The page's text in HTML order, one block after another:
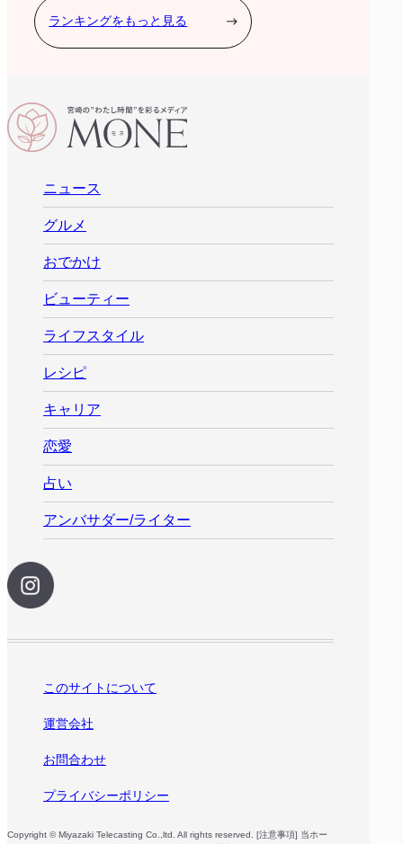
ランキングをもっと見る
ニュース
グルメ
おでかけ
ビューティー
ライフスタイル
レシピ
キャリア
恋愛
占い
アンバサダー/ライター
このサイトについて
運営会社
お問合わせ
プライバシーポリシー
Copyright © Miyazaki Telecasting Co.,ltd. All rights reserved. [注意事項] 当ホー